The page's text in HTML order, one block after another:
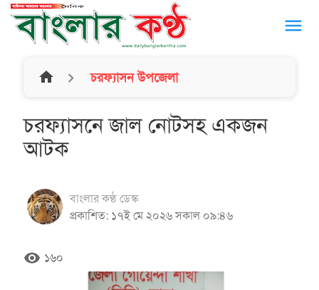
menu
home চরফ্যাসন উপজেলা
চরফ্যাসনে জাল নোটসহ একজন
আটক
বাংলার কণ্ঠ ডেস্ক
প্রকাশিত: ১৭ই মে ২০২৬ সকাল ০৯:৪৬
remove_red_eye ১৬০